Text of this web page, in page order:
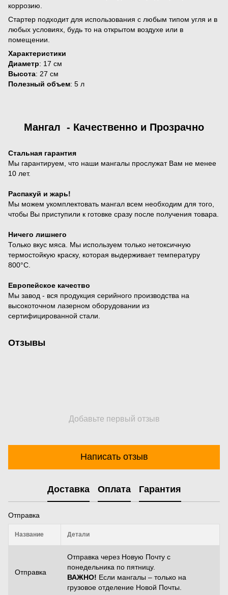
коррозию.
Стартер подходит для использования с любым типом угля и в
любых условиях, будь то на открытом воздухе или в
помещении.
Характеристики
Диаметр: 17 см
Высота: 27 см
Полезный объем: 5 л
Мангал - Качественно и Прозрачно
Стальная гарантия
Мы гарантируем, что наши мангалы прослужат Вам не менее
10 лет.
Распакуй и жарь!
Мы можем укомплектовать мангал всем необходим для того,
чтобы Вы приступили к готовке сразу после получения товара.
Ничего лишнего
Только вкус мяса. Мы используем только нетоксичную
термостойкую краску, которая выдерживает температуру
800°С.
Европейское качество
Мы завод - вся продукция серийного производства на
высокоточном лазерном оборудовании из
сертифицированной стали.
Отзывы
Добавьте первый отзыв
Написать отзыв
Доставка Оплата Гарантия
Отправка
Название Детали
Отправка
Отправка через Новую Почту с
понедельника по пятницу.
ВАЖНО! Если мангалы – только на
грузовое отделение Новой Почты.